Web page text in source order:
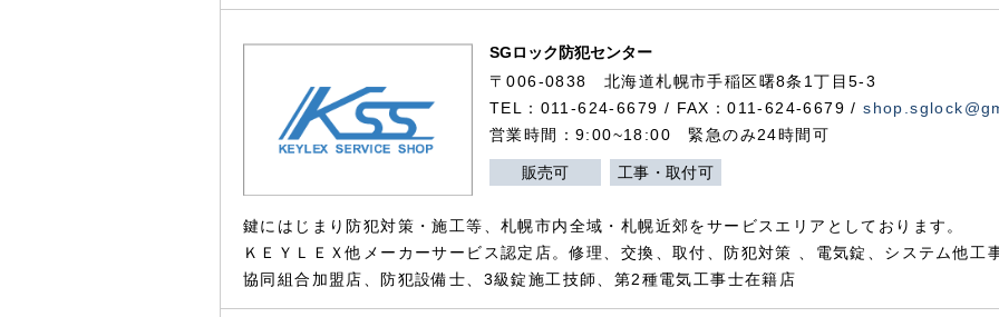
SGロック防犯センター
〒006-0838 北海道札幌市手稲区曙8条1丁目5-3
TEL：011-624-6679 / FAX：011-624-6679 /
営業時間：9:00~18:00 緊急のみ24時間可
販売可 工事・取付可
鍵にはじまり防犯対策・施工等、札幌市内全域・札幌近郊をサービスエリアとしております。
ＫＥＹＬＥＸ他メーカーサービス認定店。修理、交換、取付、防犯対策 、電気錠、システム他工
協同組合加盟店、防犯設備士、3級錠施工技師、第2種電気工事士在籍店